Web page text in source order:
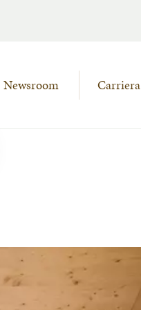
Newsroom Carriera